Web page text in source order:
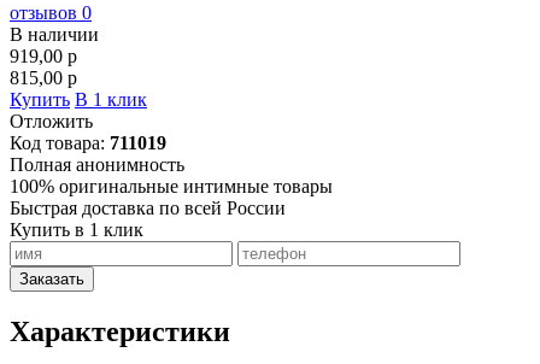
отзывов 0
В наличии
919,00 p
815,00 p
Купить В 1 клик
Отложить
Код товара: 711019
Полная анонимность
100% оригинальные интимные товары
Быстрая доставка по всей России
Купить в 1 клик
Заказать
Характеристики